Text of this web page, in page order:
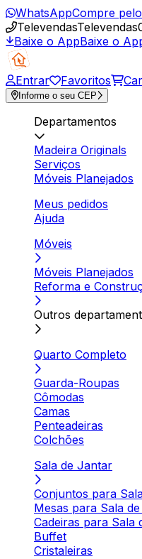
WhatsAppCompre
TelevendasTelevendas
Baixe o AppBaixe o
Entrar Favoritos
Informe o seu CEP
Departamentos
Madeira Originals
Serviços
Móveis Planejados
Meus pedidos
Ajuda
Móveis
Móveis Planejados
Reforma e
Outros
Quarto Completo
Guarda-Roupas
Cômodas
Camas
Penteadeiras
Colchões
Sala de Jantar
Conjuntos para
Mesas para Sala
Cadeiras para Sala
Buffet
Cristaleiras